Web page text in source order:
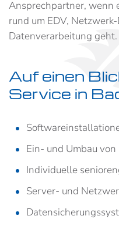
Ansprechpartner, wenn
rund um EDV,
Datenverarbeitung geht.
Auf einen
Service in
Ein- und Umbau
Individuelle
Server- und